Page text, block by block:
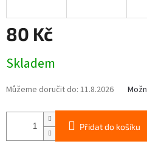
80 Kč
cena:
Skladem
Můžeme doručit do: 11.8.2026
Přidat do košíku